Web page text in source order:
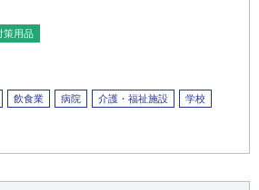
策用品
飲食業 病院 介護・福祉施設 学校